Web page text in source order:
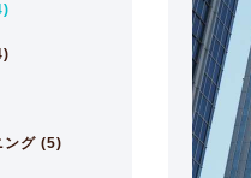
ング (5)